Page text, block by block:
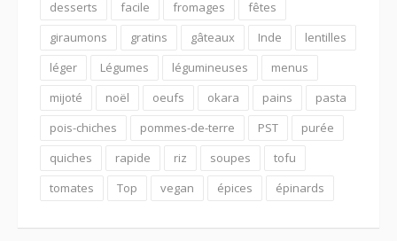
desserts
facile fromages
fêtes
giraumons
gratins gâteaux Inde
lentilles
léger
Légumes légumineuses
menus
mijoté
noël oeufs okara pains
pasta
pois-chiches
pommes-de-terre PST
purée
quiches
rapide riz soupes
tofu
tomates
Top vegan épices épinards